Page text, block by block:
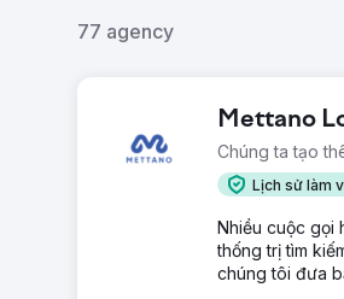
77 agency
Mettano
Chúng ta tạo
Lịch sử làm
Nhiều cuộc gọi
thống trị tìm
chúng tôi đưa